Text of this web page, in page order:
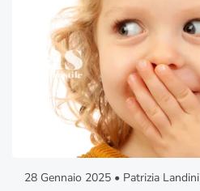
28 Gennaio 2025 • Patrizia Landini